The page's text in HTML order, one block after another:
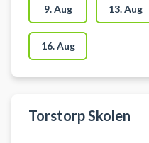
idrætscentrets hal.
bold og andet udstyr.
9. Aug 13. Aug
16. Aug
Torstorp Skolen